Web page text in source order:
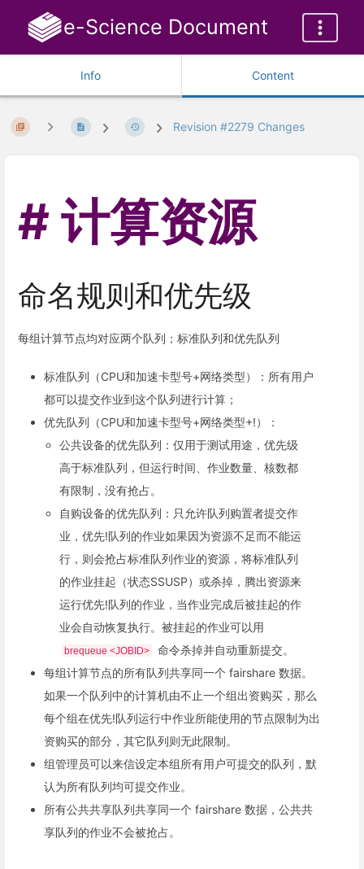
e-Science Document
Info Content
Revision #2279 Changes
计算资源
命名规则和优先级
每组计算节点均对应两个队列；标准队列和优先队列
标准队列（CPU和加速卡型号+网络类型）：所有用户
都可以提交作业到这个队列进行计算；
优先队列（CPU和加速卡型号+网络类型+!）：
公共设备的优先队列：仅用于测试用途，优先级
高于标准队列，但运行时间、作业数量、核数都
有限制，没有抢占。
自购设备的优先队列：只允许队列购置者提交作
业，优先!队列的作业如果因为资源不足而不能运
行，则会抢占标准队列作业的资源，将标准队列
的作业挂起（状态SSUSP）或杀掉，腾出资源来
运行优先!队列的作业，当作业完成后被挂起的作
业会自动恢复执行。被挂起的作业可以用
brequeue <JOBID>
命令杀掉并自动重新提交。
每组计算节点的所有队列共享同一个 fairshare 数据。
如果一个队列中的计算机由不止一个组出资购买，那么
每个组在优先!队列运行中作业所能使用的节点限制为出
资购买的部分，其它队列则无此限制。
组管理员可以来信设定本组所有用户可提交的队列，默
认为所有队列均可提交作业。
所有公共共享队列共享同一个 fairshare 数据，公共共
享队列的作业不会被抢占。